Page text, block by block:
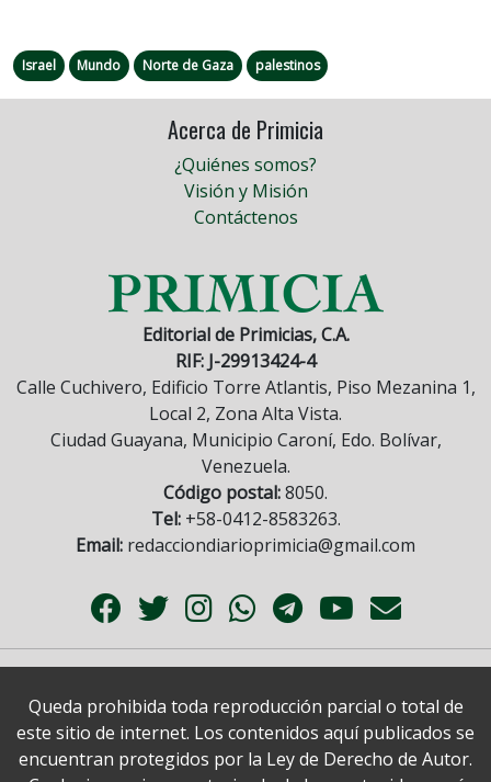
Israel Mundo Norte de Gaza palestinos
Acerca de Primicia
¿Quiénes somos?
Visión y Misión
Contáctenos
Editorial de Primicias, C.A.
RIF: J-29913424-4
Calle Cuchivero, Edificio Torre Atlantis, Piso Mezanina 1,
Local 2, Zona Alta Vista.
Ciudad Guayana, Municipio Caroní, Edo. Bolívar,
Venezuela.
Código postal:8050.
Tel:+58-0412-8583263.
Email: redacciondiarioprimicia@gmail.com
Queda prohibida toda reproducción parcial o total de
este sitio de internet. Los contenidos aquí publicados se
encuentran protegidos por la Ley de Derecho de Autor.